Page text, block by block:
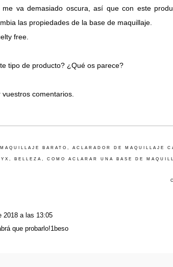
va demasiado oscura, así que con este
las propiedades de la base de maquillaje.
free.
tipo de producto? ¿Qué os parece?
comentarios.
BARATO , ACLARADOR DE MAQUILLAJE
, BELLEZA , COMO ACLARAR UNA BASE DE
2018 a las 13:05
que probarlo!1beso